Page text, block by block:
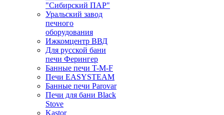
"Сибирский ПАР"
Уральский завод
печного
оборудования
Ижкомцентр ВВД
Для русской бани
печи Ферингер
Банные печи T-M-F
Печи EASYSTEAM
Банные печи Parovar
Печи для бани Black
Stove
Kastor